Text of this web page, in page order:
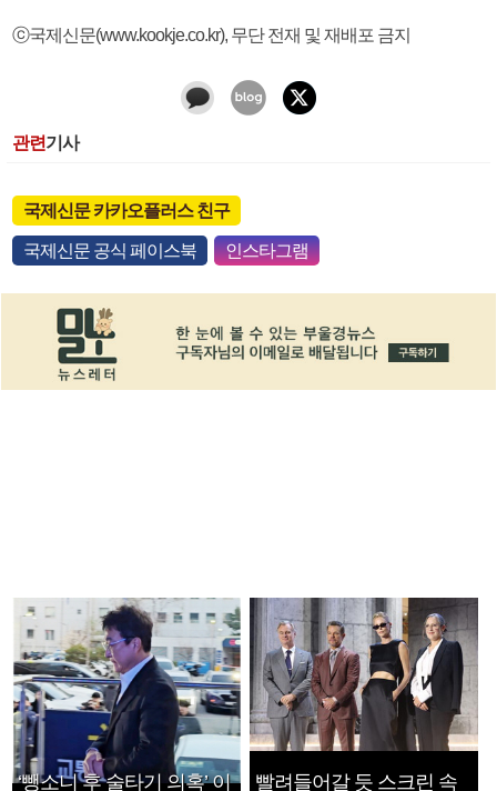
ⓒ국제신문(www.kookje.co.kr), 무단 전재 및 재배포 금지
관련기사
국제신문 카카오플러스 친구
국제신문 공식 페이스북 인스타그램
‘뺑소니 후 술타기 의혹’ 이 빨려들어갈 듯 스크린 속